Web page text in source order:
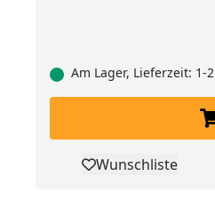
Am Lager, Lieferzeit: 1-
Produkt zur
Wunschliste